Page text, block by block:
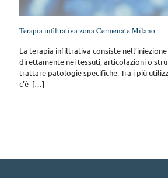
Terapia infiltrativa zona Cermenate Milano
La terapia infiltrativa consiste
direttamente nei tessuti, articolazioni o
trattare patologie specifiche. Tra i più
c’è […]